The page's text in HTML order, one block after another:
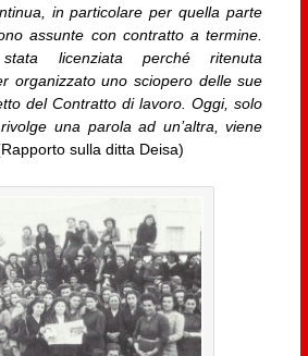
in particolare per quella parte
assunte con contratto a termine.
licenziata perché ritenuta
organizzato uno sciopero delle sue
del Contratto di lavoro. Oggi, solo
una parola ad un’altra, viene
sulla ditta Deisa)